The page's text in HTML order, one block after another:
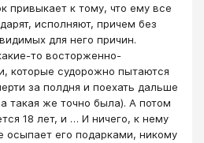
привыкает к тому, что ему все
исполняют, причем без
для него причин.
то восторженно-
которые судорожно пытаются
за полдня и поехать дальше
такая же точно была). А потом
18 лет, и … И ничего, к нему
осыпает его подарками, никому